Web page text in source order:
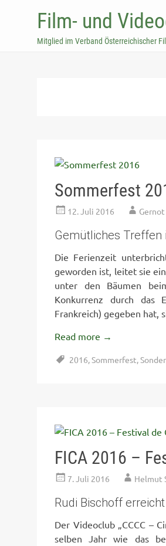
Film- und
Mitglied im Verband Österreichischer
Sommerfest
12. Juli 2016
Gemütliches Treffen
Die Ferienzeit
geworden ist, leitet sie
unter den Bäumen
Konkurrenz durch das
Frankreich) gegeben hat,
Read more →
2016,Sommerfest,
FICA 2016 –
7. Juli 2016 Helmut
Rudi Bischoff
Der Videoclub „CCCC –
selben Jahr wie das